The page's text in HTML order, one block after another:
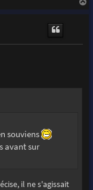
souviens
avant sur
il ne s'agissait